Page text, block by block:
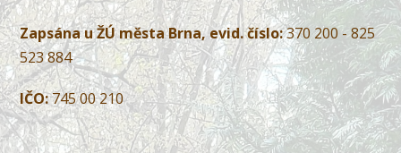
Zapsána u ŽÚ města Brna, evid. číslo:370 200 - 825
523 884
IČO:745 00 210